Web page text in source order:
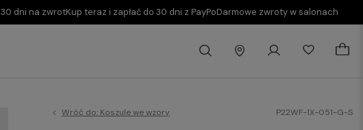
30 dni na zwrotKup teraz i zapłać do 30 dni z PayPoDarmowe zwroty w salonach
Wróć do: Koszule we wzory P22WF-1X-051-G-S